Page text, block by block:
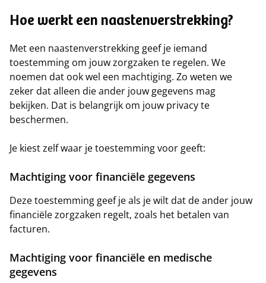
Hoe werkt een naastenverstrekking?
Met een naastenverstrekking geef je iemand
toestemming om jouw zorgzaken te regelen. We
noemen dat ook wel een machtiging. Zo weten we
zeker dat alleen die ander jouw gegevens mag
bekijken. Dat is belangrijk om jouw privacy te
beschermen.
Je kiest zelf waar je toestemming voor geeft:
Machtiging voor financiële gegevens
Deze toestemming geef je als je wilt dat de ander jouw
financiële zorgzaken regelt, zoals het betalen van
facturen.
Machtiging voor financiële en medische
gegevens